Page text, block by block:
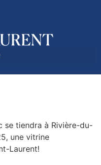
À
se tiendra à Rivière-du-
une vitrine
Laurent!